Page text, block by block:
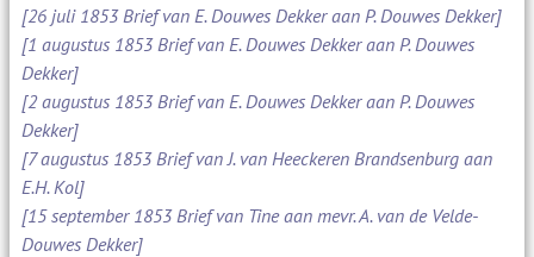
[26 juli 1853 Brief van E. Douwes Dekker aan P. Douwes Dekker]
[1 augustus 1853 Brief van E. Douwes Dekker aan P. Douwes
Dekker]
[2 augustus 1853 Brief van E. Douwes Dekker aan P. Douwes
Dekker]
[7 augustus 1853 Brief van J. van Heeckeren Brandsenburg aan
E.H. Kol]
[15 september 1853 Brief van Tine aan mevr. A. van de Velde-
Douwes Dekker]